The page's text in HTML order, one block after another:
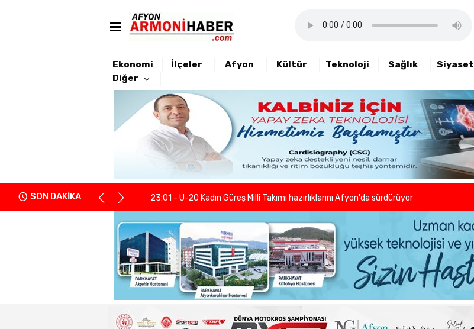
Ekonomi İlçeler Afyon Kültür Teknoloji Sağlık Siyaset
Diğer
SON DAKİKA
22:21 - Yeniden Refah Partisi haftalık basın açıklamasını yayımladı
23:08 - PARKHAYAT Hastanesi'nde sezon öncesi sağlık kontrolleri tamamlandı
23:04 - Afyonkarahisarlı berber ve kuaförlerden anlamlı hareket
23:01 - U-20 Kadın Güreş Milli Takımı hazırlıklarını Afyon'da sürdürüyor
22:55 - İGM Başkanı Siper: "Engelleri birlikte azaltıyoruz."
22:37 - Kentsel Dönüşümde yeni dönem başladı
22:29 - Adnan Başkan'dan ısınma sorunlarına kalıcı çözümler
22:26 - Badak ,Enver Paşa'nın şehadet yıldönümü sebebiyle bir mesajı yayımladı
22:21 - Yeniden Refah Partisi haftalık basın açıklamasını yayımladı